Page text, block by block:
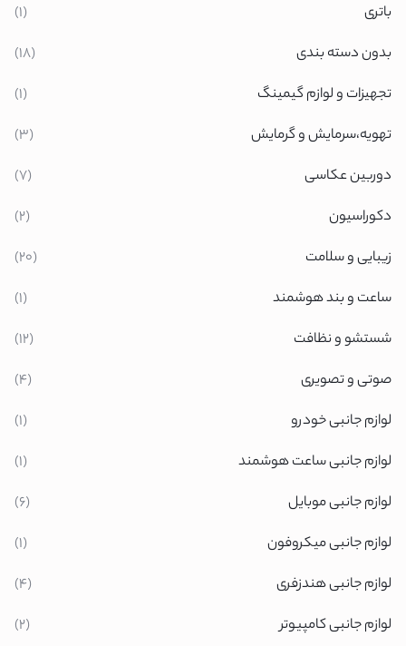
باتری
(1)
بدون دسته بندی
(18)
تجهیزات و لوازم گیمینگ
(1)
تهویه،سرمایش و گرمایش
(3)
دوربین عکاسی
(7)
دکوراسیون
(2)
زیبایی و سلامت
(20)
ساعت و بند هوشمند
(1)
شستشو و نظافت
(12)
صوتی و تصویری
(4)
لوازم جانبی خودرو
(1)
لوازم جانبی ساعت هوشمند
(1)
لوازم جانبی موبایل
(6)
لوازم جانبی میکروفون
(1)
لوازم جانبی هندزفری
(4)
لوازم جانبی کامپیوتر
(2)